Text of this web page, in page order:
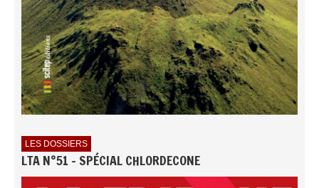
LES DOSSIERS
LTA N°51 - SPÉCIAL CHLORDECONE